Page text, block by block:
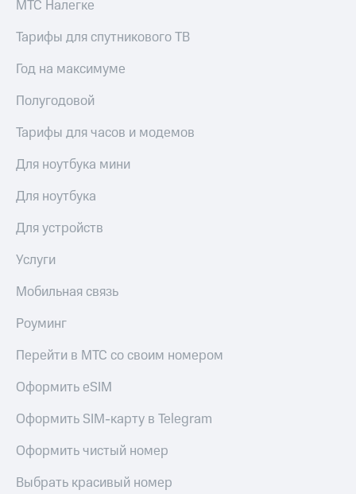
МТС Налегке
Тарифы для спутникового ТВ
Год на максимуме
Полугодовой
Тарифы для часов и модемов
Для ноутбука мини
Для ноутбука
Для устройств
Услуги
Мобильная связь
Роуминг
Перейти в МТС со своим номером
Оформить eSIM
Оформить SIM-карту в Telegram
Оформить чистый номер
Выбрать красивый номер